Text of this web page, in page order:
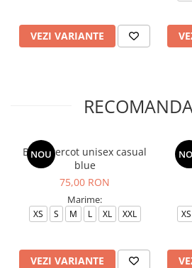
VEZI VARIANTE
NOU
Bluza tercot unisex casual
blue
75,00 RON
Marime:
XS S M L XL XXL
VEZI VARIANTE
XS